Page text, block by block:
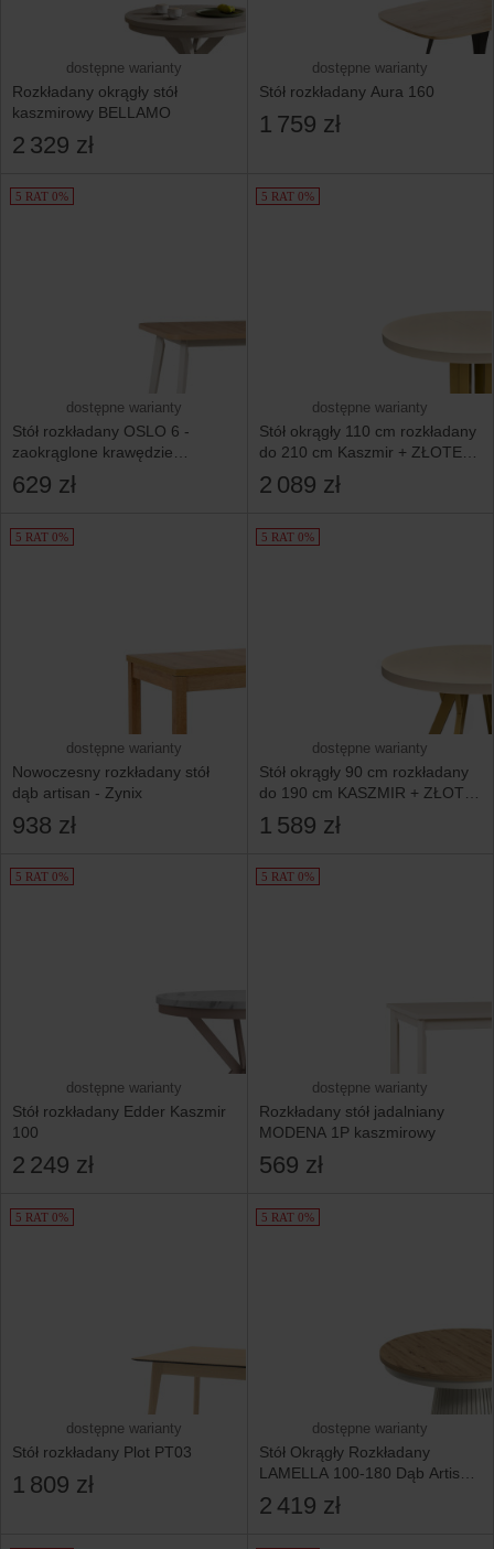
dostępne warianty
Rozkładany okrągły stół
kaszmirowy BELLAMO
2 329 zł
dostępne warianty
Stół rozkładany Aura 160
1 759 zł
5 RAT 0%
dostępne warianty
Stół rozkładany OSLO 6 -
zaokrąglone krawędzie
dąb artisan, nogi kaszmir
629 zł
5 RAT 0%
dostępne warianty
Stół okrągły 110 cm rozkładany
do 210 cm Kaszmir + ZŁOTE
nogi METAL SLIM
2 089 zł
5 RAT 0%
dostępne warianty
Nowoczesny rozkładany stół
dąb artisan - Zynix
938 zł
5 RAT 0%
dostępne warianty
Stół okrągły 90 cm rozkładany
do 190 cm KASZMIR + ZŁOTE
nogi metal Y
1 589 zł
5 RAT 0%
dostępne warianty
Stół rozkładany Edder Kaszmir
100
2 249 zł
5 RAT 0%
dostępne warianty
Rozkładany stół jadalniany
MODENA 1P kaszmirowy
569 zł
5 RAT 0%
dostępne warianty
Stół rozkładany Plot PT03
1 809 zł
5 RAT 0%
dostępne warianty
Stół Okrągły Rozkładany
LAMELLA 100-180 Dąb Artisan
Nogi Kaszmir Loft
2 419 zł